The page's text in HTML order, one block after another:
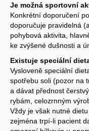
Je možná sportovní
Konkrétní doporučení
doporučuje pravidelná
pohybová aktivita,
ke zvýšené dušnosti a
Existuje speciální
Vysloveně speciální
spotřebu soli (pozor na
a dávat přednost
rybám, celozrnným
Vždy je však nutné
zejména trpí-li pacient